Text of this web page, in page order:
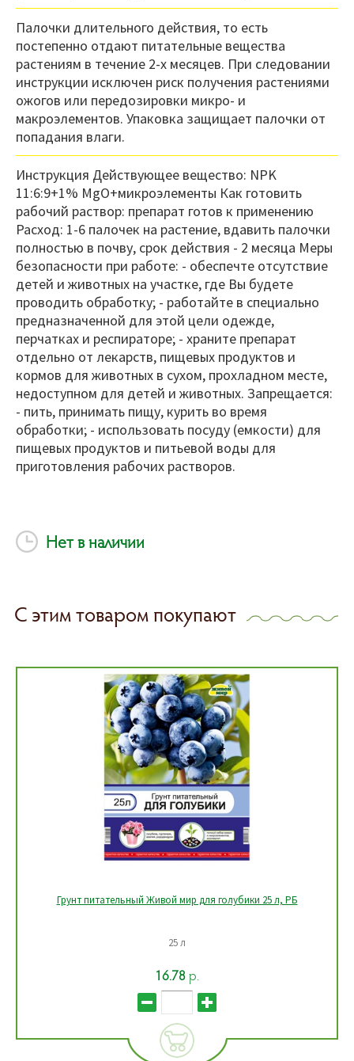
Палочки длительного действия, то есть
постепенно отдают питательные вещества
растениям в течение 2-х месяцев. При следовании
инструкции исключен риск получения растениями
ожогов или передозировки микро- и
макроэлементов. Упаковка защищает палочки от
попадания влаги.
Инструкция Действующее вещество: NPK
11:6:9+1% MgO+микроэлементы Как готовить
рабочий раствор: препарат готов к применению
Расход: 1-6 палочек на растение, вдавить палочки
полностью в почву, срок действия - 2 месяца Меры
безопасности при работе: - обеспечте отсутствие
детей и животных на участке, где Вы будете
проводить обработку; - работайте в специально
предназначенной для этой цели одежде,
перчатках и респираторе; - храните препарат
отдельно от лекарств, пищевых продуктов и
кормов для животных в сухом, прохладном месте,
недоступном для детей и животных. Запрещается:
- пить, принимать пищу, курить во время
обработки; - использовать посуду (емкости) для
пищевых продуктов и питьевой воды для
приготовления рабочих растворов.
Нет в наличии
С этим товаром покупают
Грунт питательный Живой мир для голубики 25 л, РБ
25 л
16.78р.